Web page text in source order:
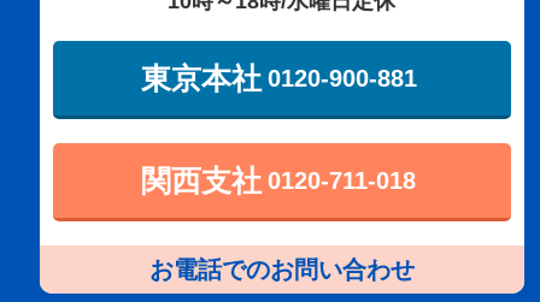
東京本社 0120-900-881
関西支社 0120-711-018
お電話でのお問い合わせ